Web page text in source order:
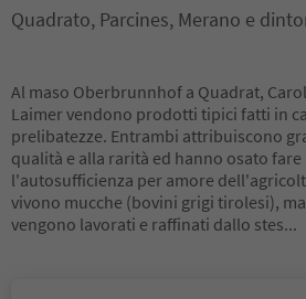
Quadrato, Parcines, Merano e
Al maso Oberbrunnhof a Quadrat,
Laimer vendono prodotti tipici fatti in
prelibatezze. Entrambi attribuiscono
qualità e alla rarità ed hanno osato fare
l'autosufficienza per amore
vivono mucche (bovini grigi tirolesi),
vengono lavorati e raffinati dallo stes...